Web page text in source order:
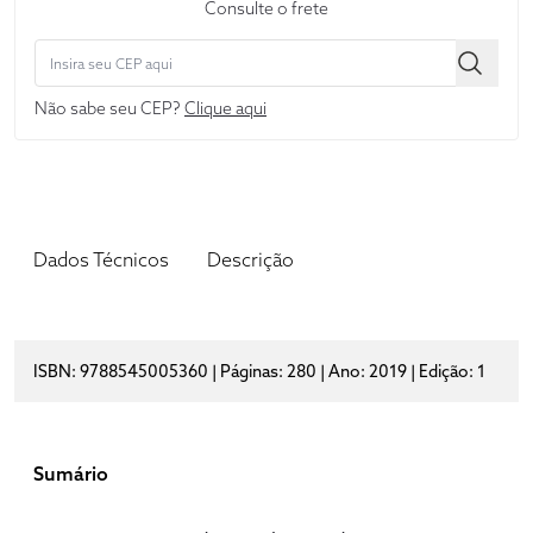
Consulte o frete
Não sabe seu CEP? Clique aqui
Dados Técnicos Descrição
ISBN: 9788545005360 | Páginas: 280 | Ano: 2019 | Edição: 1
Sumário